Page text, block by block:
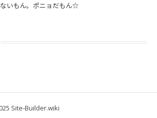
いもん。ポニョだもん☆
Site-Builder.wiki